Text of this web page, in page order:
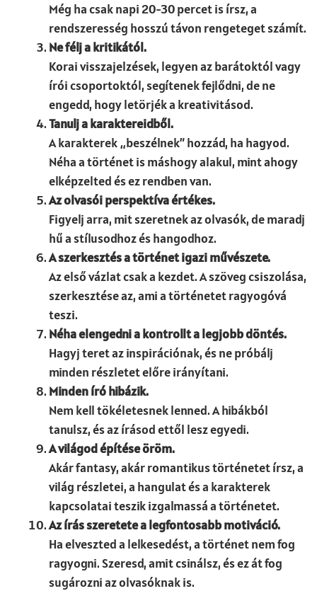
Még ha csak napi 20-30 percet is írsz, a
rendszeresség hosszú távon rengeteget számít.
Ne félj a kritikától.
Korai visszajelzések, legyen az barátoktól vagy
írói csoportoktól, segítenek fejlődni, de ne
engedd, hogy letörjék a kreativitásod.
Tanulj a karaktereidből.
A karakterek „beszélnek” hozzád, ha hagyod.
Néha a történet is máshogy alakul, mint ahogy
elképzelted és ez rendben van.
Az olvasói perspektíva értékes.
Figyelj arra, mit szeretnek az olvasók, de maradj
hű a stílusodhoz és hangodhoz.
A szerkesztés a történet igazi művészete.
Az első vázlat csak a kezdet. A szöveg csiszolása,
szerkesztése az, ami a történetet ragyogóvá
teszi.
Néha elengedni a kontrollt a legjobb döntés.
Hagyj teret az inspirációnak, és ne próbálj
minden részletet előre irányítani.
Minden író hibázik.
Nem kell tökéletesnek lenned. A hibákból
tanulsz, és az írásod ettől lesz egyedi.
A világod építése öröm.
Akár fantasy, akár romantikus történetet írsz, a
világ részletei, a hangulat és a karakterek
kapcsolatai teszik izgalmassá a történetet.
Az írás szeretete a legfontosabb motiváció.
Ha elveszted a lelkesedést, a történet nem fog
ragyogni. Szeresd, amit csinálsz, és ez át fog
sugározni az olvasóknak is.